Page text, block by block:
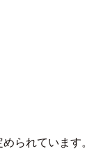
られています。